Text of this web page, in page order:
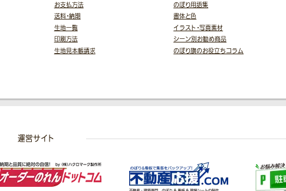
お支払方法
送料・納期
生地一覧
印刷方法
生地見本帳請求
のぼり用語集
書体と色
イラスト・写真素材
シーン別お勧め商品
のぼり旗のお役立ちコラム
運営サイト